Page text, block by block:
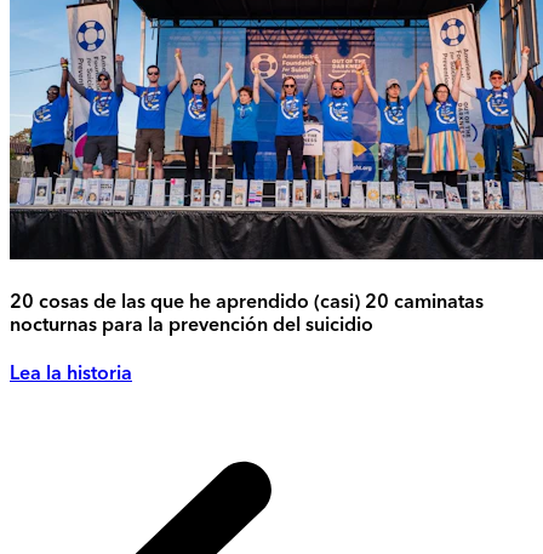
20 cosas de las que he aprendido (casi) 20 caminatas
nocturnas para la prevención del suicidio
Lea la historia